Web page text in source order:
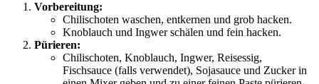
Vorbereitung:
Chilischoten waschen, entkernen und grob hacken.
Knoblauch und Ingwer schälen und fein hacken.
Pürieren:
Chilischoten, Knoblauch, Ingwer, Reisessig,
Fischsauce (falls verwendet), Sojasauce und Zucker in